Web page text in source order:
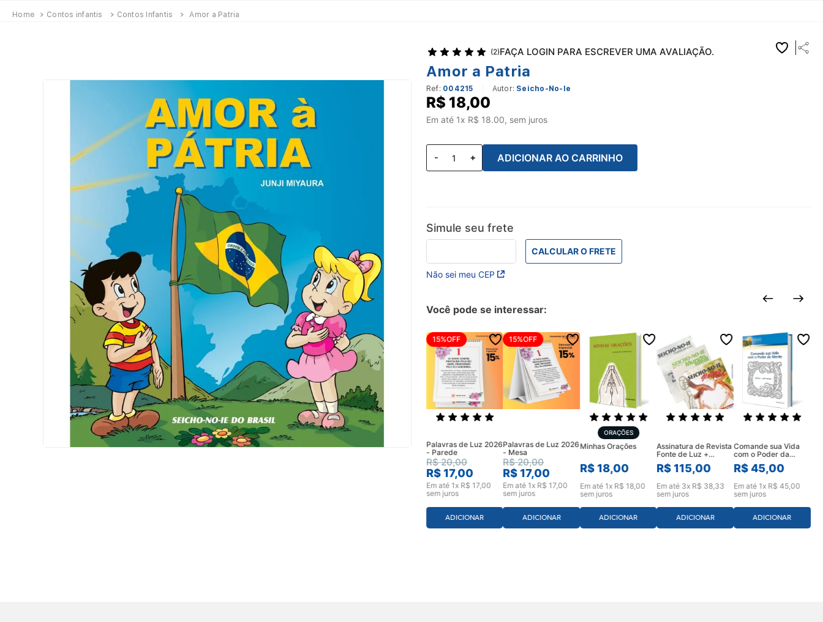
Contos infantis Contos Infantis Amor a Patria
(2)FAÇA LOGIN PARA ESCREVER UMA AVALIAÇÃO.
Amor a Patria
Ref: 004215 Seicho-No-Ie
R$ 18,00
Em até 1x R$ 18.00, sem juros
ADICIONAR AO CARRINHO
Simule seu frete
Não sei meu CEP
CALCULAR O FRETE
Você pode se interessar:
15%OFF
Palavras de Luz 2026
- Parede
R$ 20,00
R$17,00
Em até 1 x R$ 17,00
sem juros
ADICIONAR
15%OFF
Palavras de Luz 2026
- Mesa
R$ 20,00
R$ 17,00
Em até 1 x R$ 17,00
sem juros
ADICIONAR
ORAÇÕES
Minhas Orações
R$18,00
Em até 1 x R$ 18,00
sem juros
ADICIONAR
Assinatura de Revista
Fonte de Luz +
Mulher Feliz e Mundo
Ideal (12 meses)
R$ 115,00
Em até 3x R$ 38,33
sem juros
ADICIONAR
Comande sua Vida
com o Poder da
Mente
R$ 45,00
Em até 1 x R$ 45,00
sem juros
ADICIONAR